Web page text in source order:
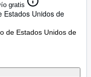
gratis
Estados Unidos de
de Estados Unidos de